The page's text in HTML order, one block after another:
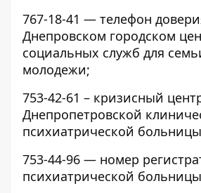
767-18-41 — телефон
Днепровском городском
социальных служб для
молодежи;
753-42-61 – кризисный
Днепропетровской
психиатрической
753-44-96 — номер
психиатрической